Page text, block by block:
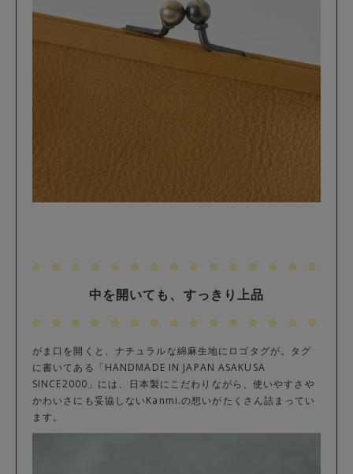
中を開いても、すっきり上品
がま口を開くと、ナチュラルな綿麻生地にロゴタグが。タグ
に書いてある「HANDMADE IN JAPAN ASAKUSA
SINCE2000」には、日本製にこだわりながら、使いやすさや
かわいさにも妥協しないKanmi.の想いがたくさん詰まってい
ます。